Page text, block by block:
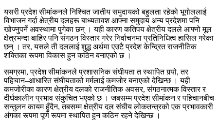
यसरी प्रदेश सीमांकनले निश्चित जातीय समुदायको बहुलता रहेको भूगोललाई
विभाजन गर्दा क्षेत्रीय दलहरू बाध्यतावश आफ्ना समुदाय अन्य प्रदेशमा पनि
खोज्नुपर्ने अवस्थामा पुगेका छन् । यही कारण कतिपय क्षेत्रीय दलले आफ्नो मूल
क्षेत्रभन्दा बाहिर पनि संगठन विस्तार गरेर निर्वाचनमा प्रतिनिधित्व हासिल गरेका
छन् । तर, यसले ती दललाई शुद्ध अर्थमा एउटै प्रदेश केन्द्रित राजनीतिक
शक्तिका रूपमा विकास हुन कठिन बनाएको छ ।
समग्रमा, प्रदेश सीमांकनले प्रशासनिक संघीयता त स्थापित गर्‍यो, तर
पहिचान–आधारित संघीयताको मर्मलाई कमजोर बनाएको देखिन्छ । यही
कमजोरीका कारण क्षेत्रीय दलको राजनीतिक अवसर, संगठनात्मक विस्तार र
दीर्घकालीन प्रभाव संकुचित भएको छ । जबसम्म प्रदेश सीमांकन र पहिचानबीच
सन्तुलन कायम हुँदैन, तबसम्म क्षेत्रीय दल संघीय लोकतन्त्रको एक प्रभावकारी
अंगका रूपमा पूर्ण रूपमा स्थापित हुन कठिन रहने देखिन्छ ।